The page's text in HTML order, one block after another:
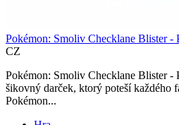
Pokémon: Smoliv Checklane Blister -
CZ
Pokémon: Smoliv Checklane Blister -
šikovný darček, ktorý poteší každého
Pokémon...